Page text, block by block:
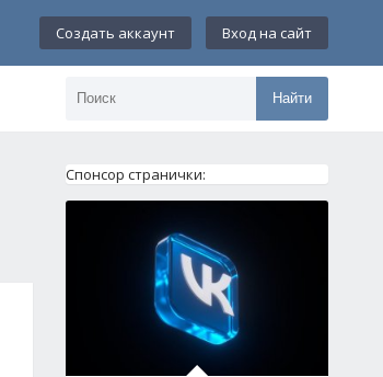
Создать аккаунт Вход на сайт
Найти
Спонсор странички: